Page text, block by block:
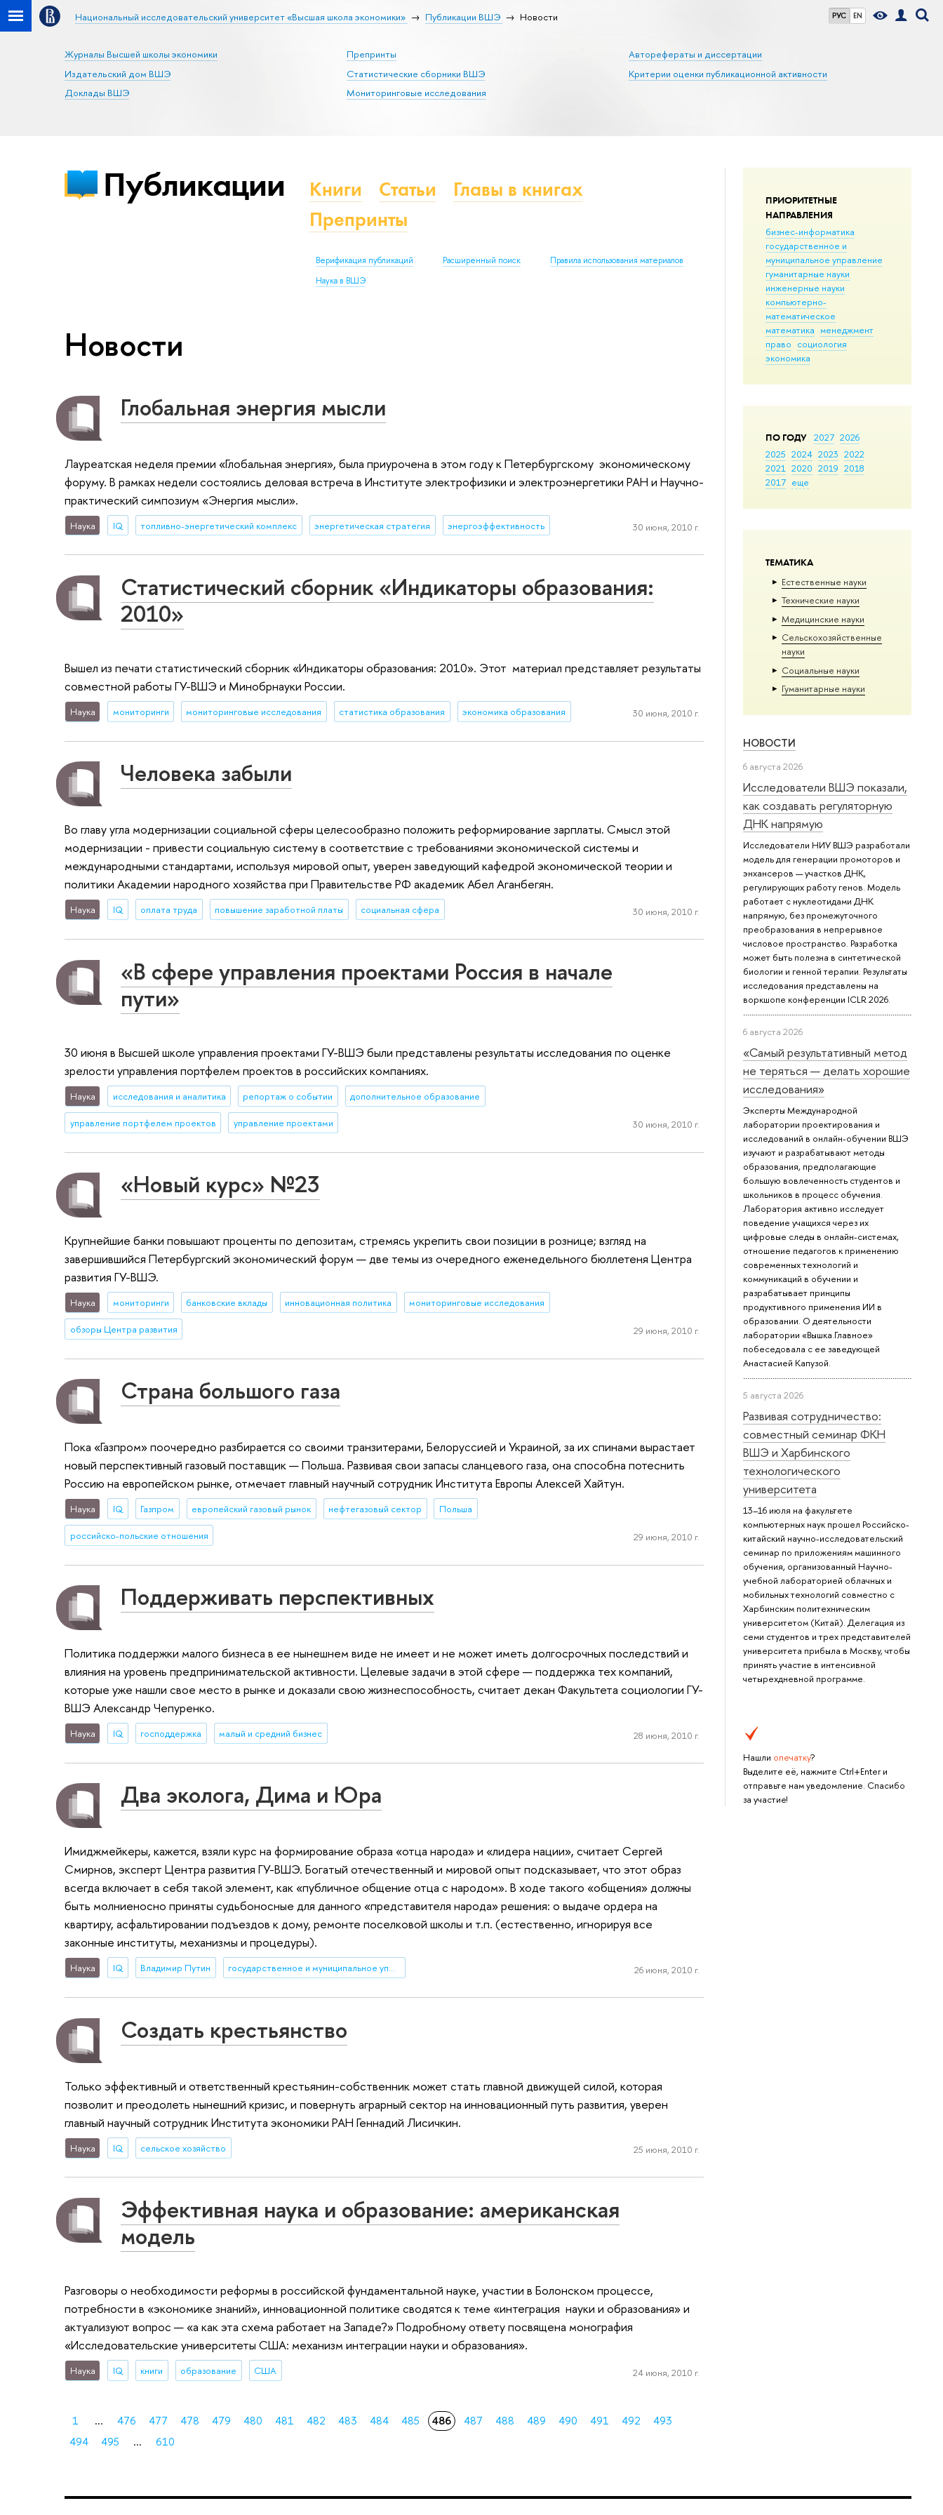
РУС EN
Национальный исследовательский университет «Высшая школа экономики» Публикации ВШЭ Новости
Журналы Высшей школы экономики
Издательский дом ВШЭ
Доклады ВШЭ
Препринты
Статистические сборники ВШЭ
Мониторинговые исследования
Авторефераты и диссертации
Критерии оценки публикационной активности
ПРИОРИТЕТНЫЕ
НАПРАВЛЕНИЯ
бизнес-информатика
государственное и
муниципальное управление
гуманитарные науки
инженерные науки
компьютерно-
математическое
математика менеджмент
право социология
экономика
ПО ГОДУ 2027 2026
2025 2024 2023 2022
2021 2020 2019 2018
2017 еще
ТЕМАТИКА
Естественные науки
Тех­ничес­кие науки
Медицинские науки
Сельскохозяйственные
науки
Социальные науки
Гуманитарные науки
НОВОСТИ
6 августа 2026
Исследователи ВШЭ показали,
как создавать регуляторную
ДНК напрямую
Исследователи НИУ ВШЭ разработали
модель для генерации промоторов и
энхансеров — участков ДНК,
регулирующих работу генов. Модель
работает с нуклеотидами ДНК
напрямую, без промежуточного
преобразования в непрерывное
числовое пространство. Разработка
может быть полезна в синтетической
биологии и генной терапии. Результаты
исследования представлены на
воркшопе конференции ICLR 2026.
6 августа 2026
«Самый результативный метод
не теряться — делать хорошие
исследования»
Эксперты Международной
лаборатории проектирования и
исследований в онлайн-обучении ВШЭ
изучают и разрабатывают методы
образования, предполагающие
большую вовлеченность студентов и
школьников в процесс обучения.
Лаборатория активно исследует
поведение учащихся через их
цифровые следы в онлайн-системах,
отношение педагогов к применению
современных технологий и
коммуникаций в обучении и
разрабатывает принципы
продуктивного применения ИИ в
образовании. О деятельности
лаборатории «Вышка.Главное»
побеседовала с ее заведующей
Анастасией Капузой.
5 августа 2026
Развивая сотрудничество:
совместный семинар ФКН
ВШЭ и Харбинского
технологического
университета
13–16 июля на факультете
компьютерных наук прошел Российско-
китайский научно-исследовательский
семинар по приложениям машинного
обучения, организованный Научно-
учебной лабораторией облачных и
мобильных технологий совместно с
Харбинским политехническим
университетом (Китай). Делегация из
семи студентов и трех представителей
университета прибыла в Москву, чтобы
принять участие в интенсивной
четырехдневной программе.
Нашли опечатку?
Выделите её, нажмите Ctrl+Enter и
отправьте нам уведомление. Спасибо
за участие!
Публикации Книги Статьи
Главы в книгах
Препринты
Верификация публикаций Расширенный поиск
Правила использования материалов
Наука в ВШЭ
Новости
Глобальная энергия мысли
Лауреатская неделя премии «Глобальная энергия», была приурочена в этом году к Петербургскому экономическому
форуму. В рамках недели состоялись деловая встреча в Институте электрофизики и электроэнергетики РАН и Научно-
практический симпозиум «Энергия мысли».
Наука IQ топливно-энергетический комплекс энергетическая стратегия энергоэффективность 30 июня, 2010 г.
Статистический сборник «Индикаторы образования:
2010»
Вышел из печати статистический сборник «Индикаторы образования: 2010». Этот материал представляет результаты
совместной работы ГУ-ВШЭ и Минобрнауки России.
Наука мониторинги мониторинговые исследования статистика образования экономика образования 30 июня, 2010 г.
Человека забыли
Во главу угла модернизации социальной сферы целесообразно положить реформирование зарплаты. Смысл этой
модернизации - привести социальную систему в соответствие с требованиями экономической системы и
международными стандартами, используя мировой опыт, уверен заведующий кафедрой экономической теории и
политики Академии народного хозяйства при Правительстве РФ академик Абел Аганбегян.
Наука IQ оплата труда повышение заработной платы социальная сфера 30 июня, 2010 г.
«В сфере управления проектами Россия в начале
пути»
30 июня в Высшей школе управления проектами ГУ-ВШЭ были представлены результаты исследования по оценке
зрелости управления портфелем проектов в российских компаниях.
Наука исследования и аналитика репортаж о событии дополнительное образование
управление портфелем проектов управление проектами 30 июня, 2010 г.
«Новый курс» №23
Крупнейшие банки повышают проценты по депозитам, стремясь укрепить свои позиции в рознице; взгляд на
завершившийся Петербургский экономический форум — две темы из очередного еженедельного бюллетеня Центра
развития ГУ-ВШЭ.
Наука мониторинги банковские вклады инновационная политика мониторинговые исследования
обзоры Центра развития 29 июня, 2010 г.
Страна большого газа
Пока «Газпром» поочередно разбирается со своими транзитерами, Белоруссией и Украиной, за их спинами вырастает
новый перспективный газовый поставщик — Польша. Развивая свои запасы сланцевого газа, она способна потеснить
Россию на европейском рынке, отмечает главный научный сотрудник Института Европы Алексей Хайтун.
Наука IQ Газпром европейский газовый рынок нефтегазовый сектор Польша
российско-польские отношения 29 июня, 2010 г.
Поддерживать перспективных
Политика поддержки малого бизнеса в ее нынешнем виде не имеет и не может иметь долгосрочных последствий и
влияния на уровень предпринимательской активности. Целевые задачи в этой сфере — поддержка тех компаний,
которые уже нашли свое место в рынке и доказали свою жизнеспособность, считает декан Факультета социологии ГУ-
ВШЭ Александр Чепуренко.
Наука IQ господдержка малый и средний бизнес 28 июня, 2010 г.
Два эколога, Дима и Юра
Имиджмейкеры, кажется, взяли курс на формирование образа «отца народа» и «лидера нации», считает Сергей
Смирнов, эксперт Центра развития ГУ-ВШЭ. Богатый отечественный и мировой опыт подсказывает, что этот образ
всегда включает в себя такой элемент, как «публичное общение отца с народом». В ходе такого «общения» должны
быть молниеносно приняты судьбоносные для данного «представителя народа» решения: о выдаче ордера на
квартиру, асфальтировании подъездов к дому, ремонте поселковой школы и т.п. (естественно, игнорируя все
законные институты, механизмы и процедуры).
Наука IQ Владимир Путин государственное и муниципальное управление 26 июня, 2010 г.
Создать крестьянство
Только эффективный и ответственный крестьянин-собственник может стать главной движущей силой, которая
позволит и преодолеть нынешний кризис, и повернуть аграрный сектор на инновационный путь развития, уверен
главный научный сотрудник Института экономики РАН Геннадий Лисичкин.
Наука IQ сельское хозяйство 25 июня, 2010 г.
Эффективная наука и образование: американская
модель
Разговоры о необходимости реформы в российской фундаментальной науке, участии в Болонском процессе,
потребности в «экономике знаний», инновационной политике сводятся к теме «интеграция науки и образования» и
актуализуют вопрос — «а как эта схема работает на Западе?» Подробному ответу посвящена монография
«Исследовательские университеты США: механизм интеграции науки и образования».
Наука IQ книги образование США 24 июня, 2010 г.
1 ... 476 477 478 479 480 481 482 483 484 485 486 487 488 489 490 491 492
493
494
495 ... 610